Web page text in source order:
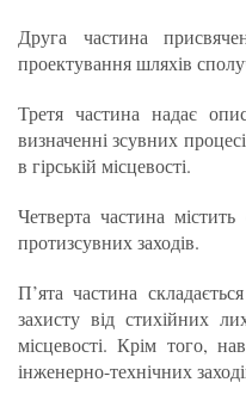
Друга частина
проектування шляхів
Третя частина надає
визначенні зсувних
в гірській місцевості.
Четверта частина
протизсувних заходів.
П’ята частина
захисту від стихійних
місцевості. Крім того,
інженерно-технічних